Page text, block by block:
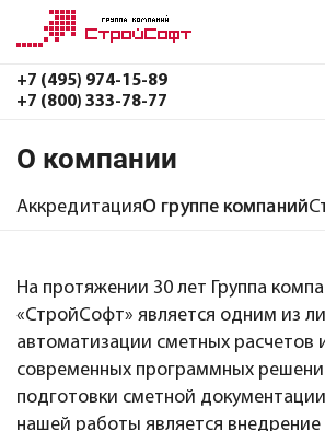
+7 (495) 974-15-89
+7 (800) 333-78-77
О компании
АккредитацияО группе компаний
На протяжении 30 лет Группа
«СтройСофт» является одним из
автоматизации сметных расчетов
современных программных
подготовки сметной
нашей работы является